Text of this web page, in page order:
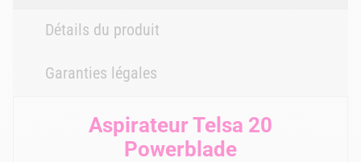
Détails du produit
Garanties légales
Aspirateur Telsa 20
Powerblade